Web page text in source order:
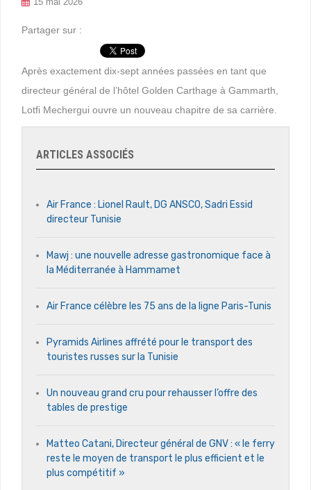
15 mai 2026
Partager sur :
Après exactement dix-sept années passées en tant que
directeur général de l’hôtel Golden Carthage à Gammarth,
Lotfi Mechergui ouvre un nouveau chapitre de sa carrière.
ARTICLES ASSOCIÉS
Air France : Lionel Rault, DG ANSCO, Sadri Essid
directeur Tunisie
Mawj : une nouvelle adresse gastronomique face à
la Méditerranée à Hammamet
Air France célèbre les 75 ans de la ligne Paris-Tunis
Pyramids Airlines affrété pour le transport des
touristes russes sur la Tunisie
Un nouveau grand cru pour rehausser l’offre des
tables de prestige
Matteo Catani, Directeur général de GNV : « le ferry
reste le moyen de transport le plus efficient et le
plus compétitif »